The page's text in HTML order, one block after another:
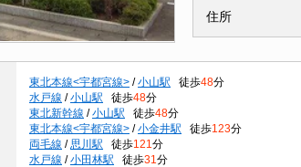
住所
東北本線<宇都宮線> / 小山駅 徒歩48分
水戸線 / 小山駅 徒歩48分
東北新幹線 / 小山駅 徒歩48分
東北本線<宇都宮線> / 小金井駅 徒歩123分
両毛線 / 思川駅 徒歩121 分
水戸線 / 小田林駅 徒歩31 分